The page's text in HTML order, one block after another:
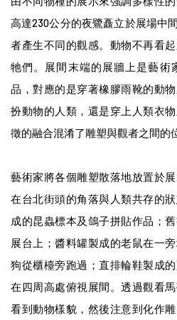
高達230公分的夜鷺矗立於展場中
者產生不同的觀感。動物不再看
牠們。展間末端的展牆上是藝術
品，對應的是穿著橡膠雨靴的動
扮動物的人類，還是穿上人類衣
徵的融合混淆了雕塑與觀者之間的
藝術家將各個雕塑散落地放置於
在台北街頭的角落與人類共存的
成的昆蟲標本及鴿子拼貼作品；
展台上；醬料罐製成的老鼠在一
狗從櫃檯旁跑過；直排輪鞋製成
在四周高處俯視展間。透過觀看
看到動物樣貌，然後注意到化作